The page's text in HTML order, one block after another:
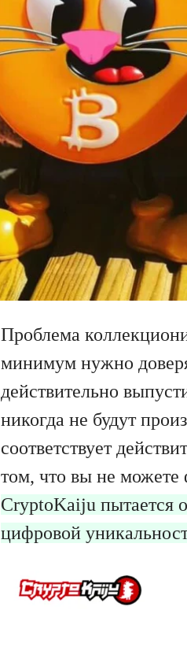
Проблема
минимум нужно
действительно
никогда не будут
соответствует
том, что вы не можете
CryptoKaiju пытается
цифровой